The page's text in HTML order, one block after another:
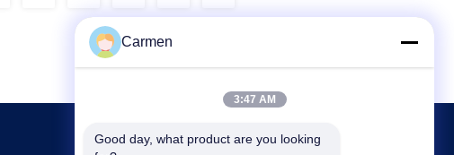
Carmen
3:47 AM
Good day, what product are you looking